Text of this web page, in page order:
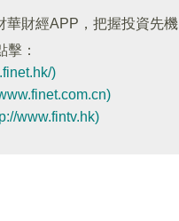
華財經APP，把握投資先機
擊：
)
www.fintv.hk)